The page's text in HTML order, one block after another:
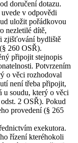
doručení dotazu.
v odpovědi
uložit pořádkovou
nezletilé dítě,
zjišťování bydliště
260 OSŘ).
připojit stejnopis
Potvrzením
o věci rozhodoval
není třeba připojit,
u soudu, který o věci
2 OSŘ). Pokud
provedení (§ 265
exekutora.
řízení kteréhokoli